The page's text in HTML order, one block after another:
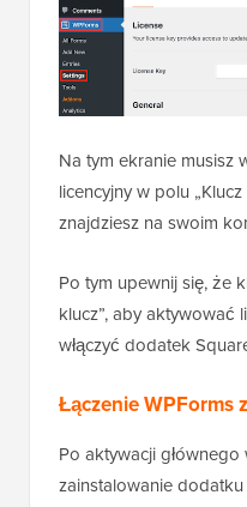
Na tym ekranie musisz
licencyjny w polu
znajdziesz na swoim
Po tym upewnij się, że
klucz”, aby aktywować
włączyć dodatek
Łączenie WPForms
Po aktywacji głównego
zainstalowanie